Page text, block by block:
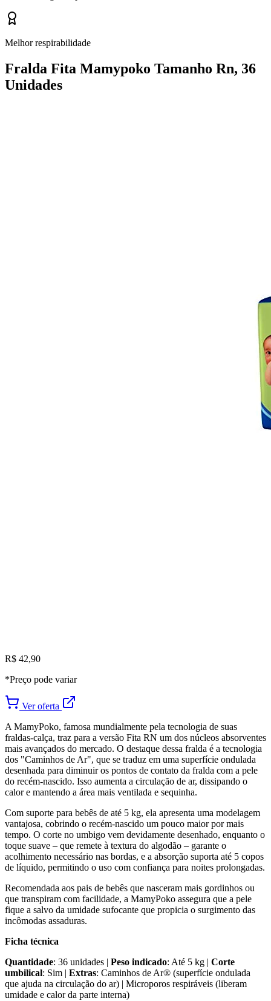
Melhor respirabilidade
Fralda Fita Mamypoko Tamanho Rn, 36
Unidades
R$ 42,90
*Preço pode variar
Ver oferta
A MamyPoko, famosa mundialmente pela tecnologia de suas
fraldas-calça, traz para a versão Fita RN um dos núcleos absorventes
mais avançados do mercado. O destaque dessa fralda é a tecnologia
dos "Caminhos de Ar", que se traduz em uma superfície ondulada
desenhada para diminuir os pontos de contato da fralda com a pele
do recém-nascido. Isso aumenta a circulação de ar, dissipando o
calor e mantendo a área mais ventilada e sequinha.
Com suporte para bebês de até 5 kg, ela apresenta uma modelagem
vantajosa, cobrindo o recém-nascido um pouco maior por mais
tempo. O corte no umbigo vem devidamente desenhado, enquanto o
toque suave – que remete à textura do algodão – garante o
acolhimento necessário nas bordas, e a absorção suporta até 5 copos
de líquido, permitindo o uso com confiança para noites prolongadas.
Recomendada aos pais de bebês que nasceram mais gordinhos ou
que transpiram com facilidade, a MamyPoko assegura que a pele
fique a salvo da umidade sufocante que propicia o surgimento das
incômodas assaduras.
Ficha técnica
Quantidade: 36 unidades | Peso indicado: Até 5 kg | Corte
umbilical: Sim | Extras: Caminhos de Ar® (superfície ondulada
que ajuda na circulação do ar) | Microporos respiráveis (liberam
umidade e calor da parte interna)